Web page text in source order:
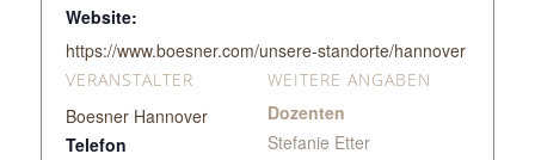
Website:
https://www.boesner.com/unsere-standorte/hannover
VERANSTALTER
Boesner Hannover
Telefon
WEITERE ANGABEN
Dozenten
Stefanie Etter